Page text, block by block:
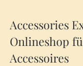
Accessories
Onlineshop
Accessoires